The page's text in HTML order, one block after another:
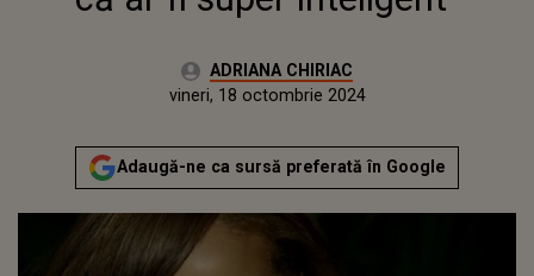
Autor:ADRIANA CHIRIAC
vineri, 18 octombrie 2024Actualizat:
vineri, 18 octombrie 2024
Adaugă-ne ca sursă preferată în Google